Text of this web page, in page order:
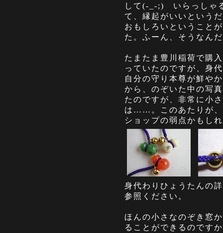
して(-_-;) いらっしゃ
て、縁起がいいという
おもしろいということ
た。ふーん、そうなん
たまたま豊川稲荷で購
っていたのですが、身
自分の守り本尊が鮮や
から、のぞいた中の写
たのですが、非常に小
は……。このあたりが、
ショップの弱点かもし
身代わりひょうたんの
参照ください。
ほんの小さなのぞき窓
ることができるのです